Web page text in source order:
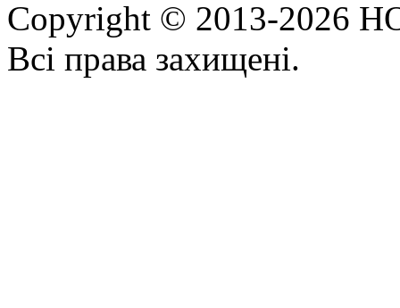
Copyright © 2013-2026
Всі права захищені.